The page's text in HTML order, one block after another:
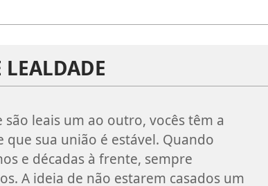
LEALDADE
são leais um ao outro, vocês têm a
que sua união é estável. Quando
e décadas à frente, sempre
A ideia de não estarem casados um